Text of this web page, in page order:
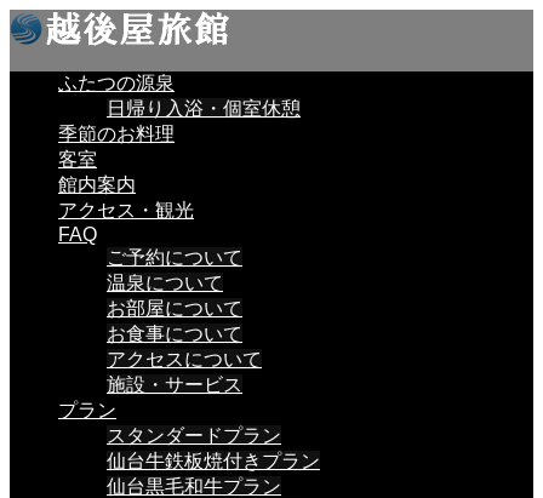
ふたつの源泉
日帰り入浴・個室休憩
季節のお料理
客室
館内案内
アクセス・観光
FAQ
ご予約について
温泉について
お部屋について
お食事について
アクセスについて
施設・サービス
プラン
スタンダードプラン
仙台牛鉄板焼付きプラン
仙台黒毛和牛プラン